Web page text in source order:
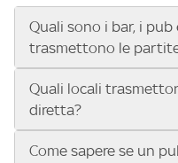
Quali sono i bar, i pub
trasmettono le
Se cerchi un bar, pub,
vedere le partite di Serie A
UEFA Champions
Conference League, il
Quali locali
diretta?
Vuoi sapere quali bar,
Come sapere se un